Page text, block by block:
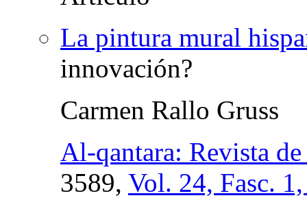
La pintura mural
innovación?
Carmen Rallo Gruss
Al-qantara: Revista de
3589, Vol. 24, Fasc.